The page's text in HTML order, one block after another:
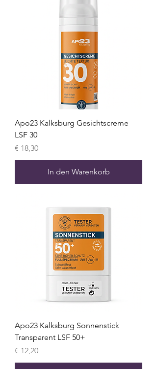
Apo23 Kalksburg Gesichtscreme
LSF 30
Preis
€ 18,30
In den Warenkorb
Apo23 Kalksburg Sonnenstick
Transparent LSF 50+
Preis
€ 12,20